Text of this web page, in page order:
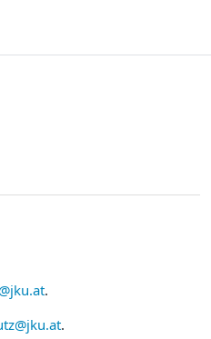
.
.